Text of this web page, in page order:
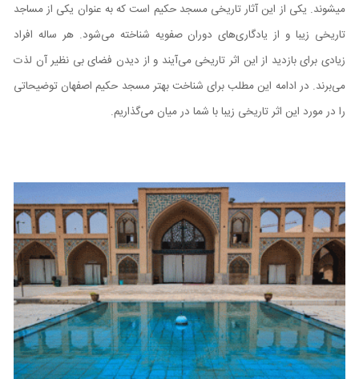
میشوند. یکی از این آثار تاریخی مسجد حکیم است که به عنوان یکی از مساجد
تاریخی زیبا و از یادگاری‌های دوران صفویه شناخته می‌شود. هر ساله افراد
زیادی برای بازدید از این اثر تاریخی می‌آیند و از دیدن فضای بی نظیر آن لذت
می‌برند. در ادامه این مطلب برای شناخت بهتر مسجد حکیم اصفهان توضیحاتی
را در مورد این اثر تاریخی زیبا با شما در میان می‌گذاریم.